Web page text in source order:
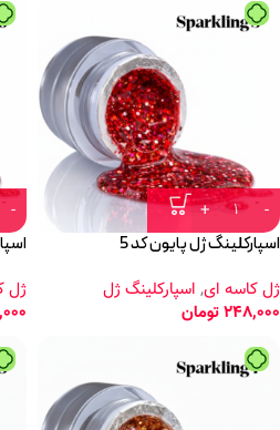
اسپارکلینگ ژل پایون کد 5
ژل کاسه ای, اسپارکلینگ ژل
248,000تومان
ژل